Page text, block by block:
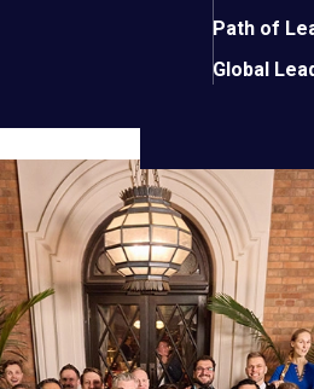
Path of
Global
举行了启动派对。大约有60人出席
会员。出席活动的还有 EO 临时
（EO Guatemala